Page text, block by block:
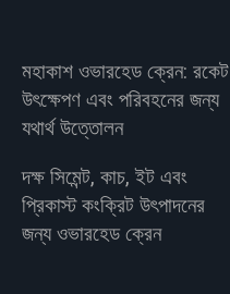
মহাকাশ ওভারহেড ক্রেন: রকেট
উৎক্ষেপণ এবং পরিবহনের জন্য
যথার্থ উত্তোলন
দক্ষ সিমেন্ট, কাচ, ইট এবং
প্রিকাস্ট কংক্রিট উৎপাদনের
জন্য ওভারহেড ক্রেন